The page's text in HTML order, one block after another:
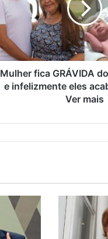
Mulher fica GRÁVIDA
e infelizmente eles
Ver mais